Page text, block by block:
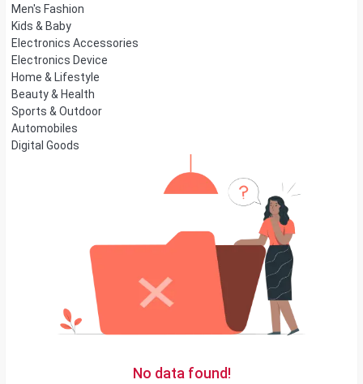
Men's Fashion
Kids & Baby
Electronics Accessories
Electronics Device
Home & Lifestyle
Beauty & Health
Sports & Outdoor
Automobiles
Digital Goods
No data found!